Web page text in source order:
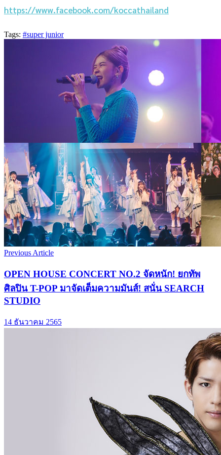
https://www.facebook.com/koccathailand
Tags: #super junior
Previous Article
OPEN HOUSE CONCERT NO.2 จัดหนัก! ยกทัพ
ศิลปิน T-POP มาจัดเต็มความมันส์! สนั่น SEARCH
STUDIO
14 ธันวาคม 2565